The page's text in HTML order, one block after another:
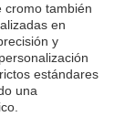
cromo también
en
y
estándares
una